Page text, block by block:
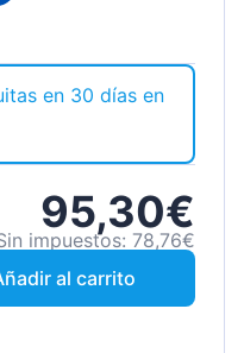
en 30 días en
95,30€
impuestos: 78,76€
al carrito